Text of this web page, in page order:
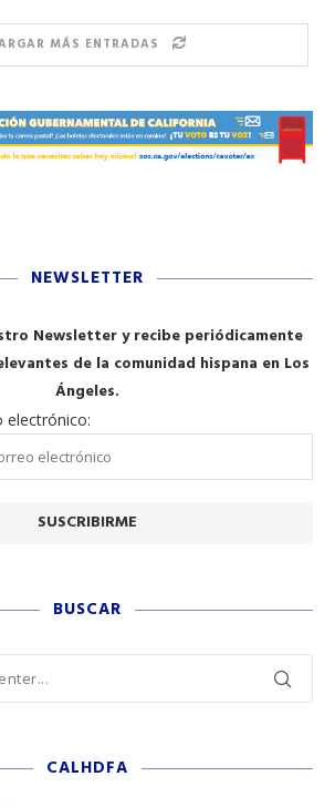
MÁS ENTRADAS
NEWSLETTER
Newsletter y recibe periódicamente
de la comunidad hispana en Los
Ángeles.
electrónico:
BUSCAR
CALHDFA